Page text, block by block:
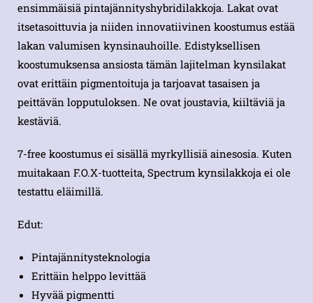
ensimmäisiä pintajännityshybridilakkoja. Lakat ovat
itsetasoittuvia ja niiden innovatiivinen koostumus estää
lakan valumisen kynsinauhoille. Edistyksellisen
koostumuksensa ansiosta tämän lajitelman kynsilakat
ovat erittäin pigmentoituja ja tarjoavat tasaisen ja
peittävän lopputuloksen. Ne ovat joustavia, kiiltäviä ja
kestäviä.
7-free koostumus ei sisällä myrkyllisiä ainesosia. Kuten
muitakaan F.O.X-tuotteita, Spectrum kynsilakkoja ei ole
testattu eläimillä.
Edut:
Pintajännitysteknologia
Erittäin helppo levittää
Hyvää pigmentti